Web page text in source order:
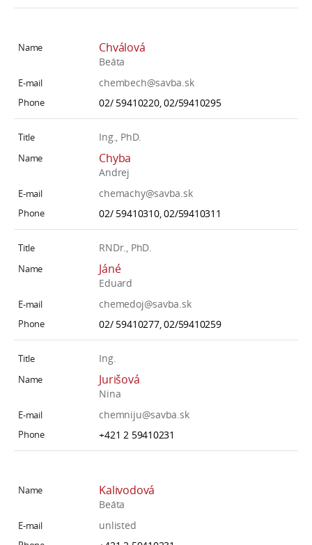
Chválová
Beáta
chembech@savba.sk
02/ 59410220, 02/59410295
Ing., PhD.
Chyba
Andrej
chemachy@savba.sk
02/ 59410310, 02/59410311
RNDr., PhD.
Jáné
Eduard
chemedoj@savba.sk
02/ 59410277, 02/59410259
Ing.
Jurišová
Nina
chemniju@savba.sk
+421 2 59410231
Kalivodová
Beáta
unlisted